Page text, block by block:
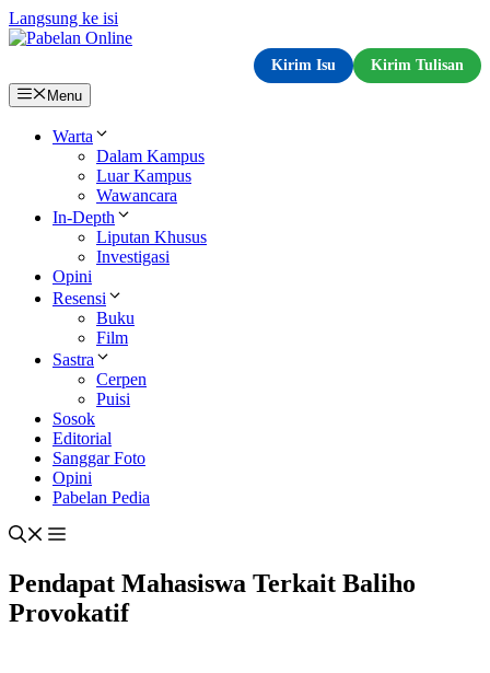
Langsung ke isi
Kirim Isu
Kirim Tulisan
Menu
Warta
Dalam Kampus
Luar Kampus
Wawancara
In-Depth
Liputan Khusus
Investigasi
Opini
Resensi
Buku
Film
Sastra
Cerpen
Puisi
Sosok
Editorial
Sanggar Foto
Opini
Pabelan Pedia
Pendapat Mahasiswa Terkait Baliho
Provokatif